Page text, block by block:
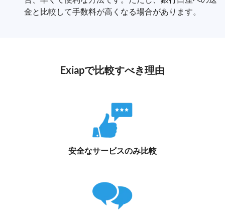
金と比較して手数料が高くなる場合があります。
Exiapで比較すべき理由
安全なサービスのみ比較